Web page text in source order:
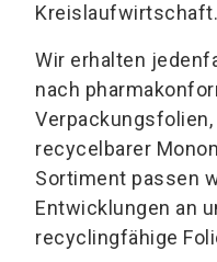
Kreislaufwirtschaft.
Wir erhalten
nach
recycelbarer
Sortiment passen
Entwicklungen an
recyclingfähige